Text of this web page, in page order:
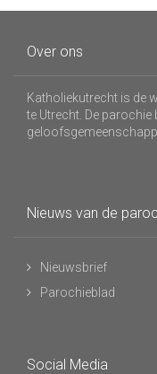
Over ons
Katholiekutrecht is de
te Utrecht. De parochie
Nieuws van de
Nieuwsbrief
Parochieblad
Social Media